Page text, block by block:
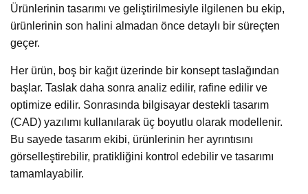
Ürünlerinin tasarımı ve geliştirilmesiyle ilgilenen bu ekip,
ürünlerinin son halini almadan önce detaylı bir süreçten
geçer.
Her ürün, boş bir kağıt üzerinde bir konsept taslağından
başlar. Taslak daha sonra analiz edilir, rafine edilir ve
optimize edilir. Sonrasında bilgisayar destekli tasarım
(CAD) yazılımı kullanılarak üç boyutlu olarak modellenir.
Bu sayede tasarım ekibi, ürünlerinin her ayrıntısını
görselleştirebilir, pratikliğini kontrol edebilir ve tasarımı
tamamlayabilir.